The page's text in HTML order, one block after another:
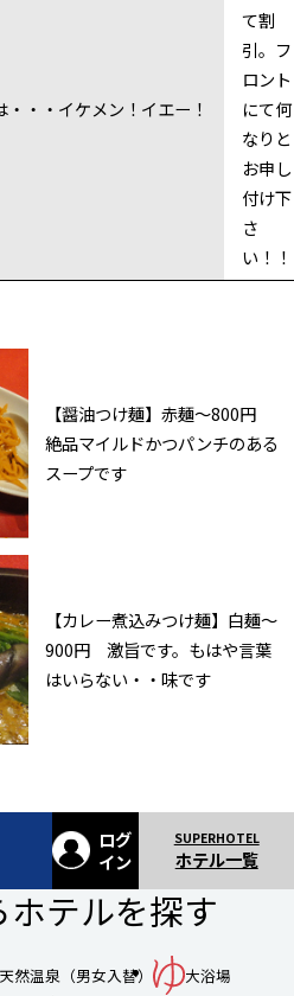
・・イケメン！イエー！
て割
引。フ
ロント
にて何
なりと
お申し
付け下
さ
い！！
【醤油つけ麺】赤麺〜800円
絶品マイルドかつパンチのある
スープです
【カレー煮込みつけ麺】白麺〜
900円 激旨です。もはや言葉
はいらない・・味です
ログ
イン
ホテル一覧
テルを探す
天然温泉（男女入替）
大浴場